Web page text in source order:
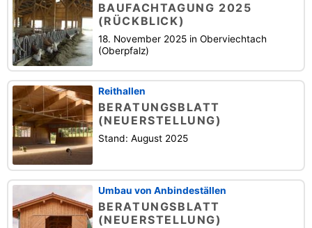
BAUFACHTAGUNG 2025
(RÜCKBLICK)
18. November 2025 in Oberviechtach
(Oberpfalz)
Reithallen
BERATUNGSBLATT
(NEUERSTELLUNG)
Stand: August 2025
Umbau von Anbindeställen
BERATUNGSBLATT
(NEUERSTELLUNG)